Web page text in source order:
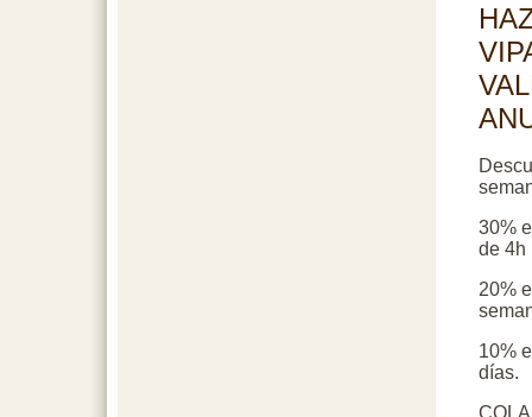
30%
de 4h
20%
10%
días.